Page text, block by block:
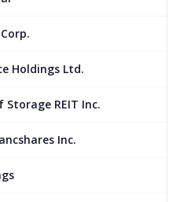
Holdings Ltd.
REIT Inc.
Inc.